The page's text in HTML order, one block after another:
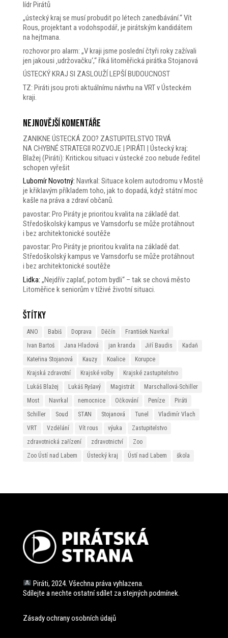
lídr Pirátů
„ústecký kraj se musí probudit po létech zanedbávání.“ Vít
Rous, projektant a vodohspodář, je pirátským kandidátem
na hejtmana.
rozhovor pro alarm: „V kraji jsme poslední čtyři roky zažívali
jen jakousi ‚udržovačku‘,“ říká litoměřická pirátka Stojanová
ÚSTECKÝ KRAJ SI ZASLOUŽÍ LEPŠÍ BUDOUCNOST
TZ: Piráti jsou proti aktuálnímu návrhu na VRT v Ústeckém
kraji.
Nejnovější komentáře
ZANIKNE ÚSTECKÁ ZOO? ZASTUPITELSTVO TRVÁ
NA CHYBNÉ STRATEGII ROZVOJE | PIRÁTI | Ústecký kraj:
Blažej (Piráti): Kritickou situaci v ústecké zoo nebude ředitel
schopen vyřešit
Lubomír Novotný: Navrkal: Situace kolem autodromu v Mostě
je křiklavým příkladem toho, jak to dopadá, když státní moc
kašle na práva a zdraví občanů.
pavostar: Pro Piráty je prioritou kvalita na základě dat.
Středoškolský kampus ve Varnsdorfu se může protáhnout
i bez architektonické soutěže
pavostar: Pro Piráty je prioritou kvalita na základě dat.
Středoškolský kampus ve Varnsdorfu se může protáhnout
i bez architektonické soutěže
Lidka: „Nejdřív zaplať, potom bydli“ – tak se chová město
Litoměřice k seniorům v tíživé životní situaci.
Štítky
ANO Babiš Doprava Děčín
František Navrkal
Ivan Bartoš
Jana Hladová jan kranda Jiří Baudis
Kadaň
Kateřina Stojanová
Kauzy Koalice
Korupce
Krajská zdravotní
Krajské volby
Krajské zastupitelstvo
Lukáš Blažej
Lukáš Ryšavý Magistrát
Marschallová-Schiller
Most
Navrkal nemocnice Očkování Peníze
Piráti
Schiller
Soud STAN Stojanová Tunel
Vladimír Vlach
VRT
Vzdělání Vít rous výuka
Zastupitelstvo
zdravotnická zařízení
zdravotnictví
Zoo
Zoo Ústí nad Labem
Ústecký kraj Ústí nad Labem škola
Piráti, 2024. Všechna práva vyhlazena.
Sdílejte a nechte ostatní sdílet za stejných podmínek.
Zásady ochrany osobních údajů